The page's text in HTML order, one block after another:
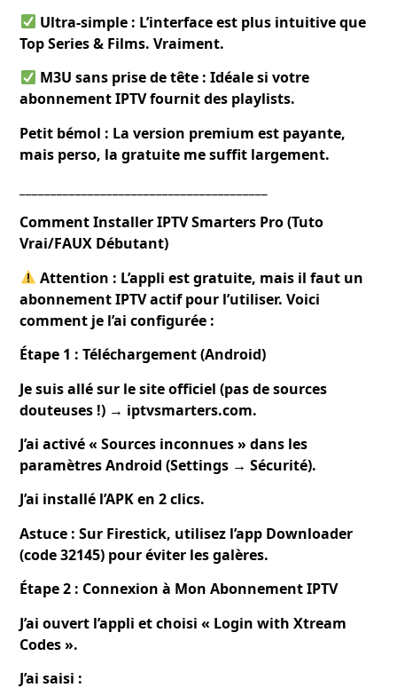
Ultra-simple : L’interface est plus intuitive que
Top Series & Films. Vraiment.
M3U sans prise de tête : Idéale si votre
abonnement IPTV fournit des playlists.
Petit bémol : La version premium est payante,
mais perso, la gratuite me suffit largement.
Comment Installer IPTV Smarters Pro (Tuto
Vrai/FAUX Débutant)
Attention : L’appli est gratuite, mais il faut un
abonnement IPTV actif pour l’utiliser. Voici
comment je l’ai configurée :
Étape 1 : Téléchargement (Android)
Je suis allé sur le site officiel (pas de sources
douteuses !) → iptvsmarters.com.
J’ai activé « Sources inconnues » dans les
paramètres Android (Settings → Sécurité).
J’ai installé l’APK en 2 clics.
Astuce : Sur Firestick, utilisez l’app Downloader
(code 32145) pour éviter les galères.
Étape 2 : Connexion à Mon Abonnement IPTV
J’ai ouvert l’appli et choisi « Login with Xtream
Codes ».
J’ai saisi :